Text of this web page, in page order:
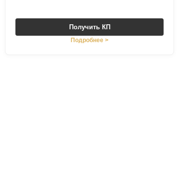
Получить КП
Подробнее >